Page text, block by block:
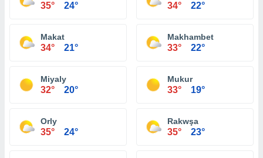
35° 24° 34° 22°
Makat
34° 21°
Makhambet
33° 22°
Miyaly
32° 20°
Mukur
33° 19°
Orly
35° 24°
Rakwşa
35° 23°